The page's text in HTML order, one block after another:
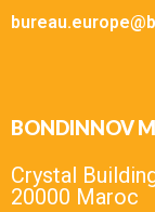
BONDINNOV
Crystal
20000 Maroc